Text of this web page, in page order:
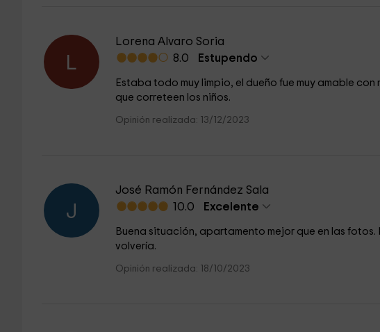
L
Lorena Alvaro Soria
8.0 Estupendo
Estaba todo muy limpio, el dueño fue muy amable
que correteen los niños.
Opinión realizada: 13/12/2023
J
José Ramón Fernández Sala
10.0 Excelente
Buena situación, apartamento mejor que en las
volvería.
Opinión realizada: 18/10/2023